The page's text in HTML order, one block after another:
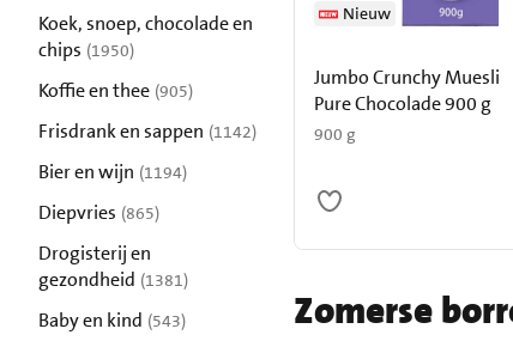
Koek, snoep, chocolade en
chips (1950)
Koffie en thee (905)
Frisdrank en sappen (1142)
Bier en wijn (1194)
Diepvries (865)
Drogisterij en
gezondheid (1381)
Baby en kind (543)
Jumbo Crunchy Muesli
Pure Chocolade 900 g
900 g
Nieuw
Zomerse